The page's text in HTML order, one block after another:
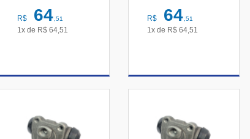
R$ 64,51
1x de R$ 64,51
R$ 64,51
1x de R$ 64,51